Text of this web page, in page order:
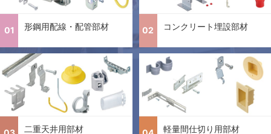
01 形鋼用配線・配管部材 02 コンクリート埋設部材
二重天井用部材 軽量間仕切り用部材